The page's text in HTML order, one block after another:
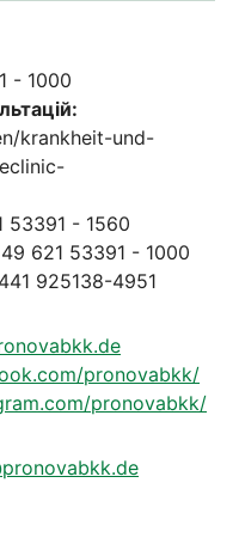
- 1000
krankheit-und-
53391 - 1560
621 53391 - 1000
925138-4951
pronovabkk/
pronovabkk/